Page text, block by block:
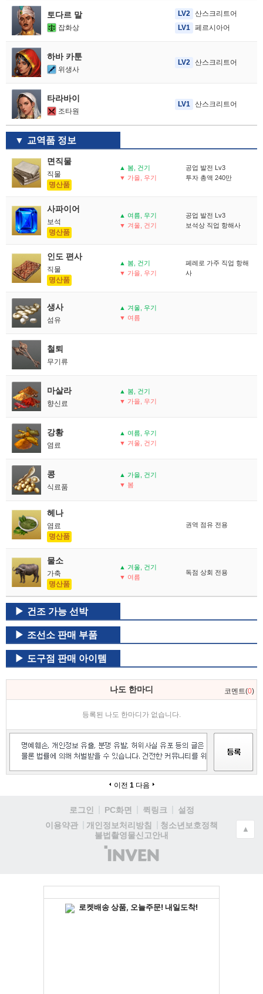
토다르 말
잡화상
LV2
산스크리트어
LV1
페르시아어
하바 카툰
위생사
LV2 산스크리트어
타라바이
조타원
LV1 산스크리트어
교역품 정보
면직물
직물
명산품
▲ 봄, 건기
▼ 가을, 우기
공업 발전 Lv3
투자 총액 240만
사파이어
보석
명산품
▲ 여름, 우기
▼ 겨울, 건기
공업 발전 Lv3
보석상 직업 항해사
인도 편사
직물
명산품
▲ 봄, 건기
▼ 가을, 우기
페레로 가주 직업 항해
사
생사
섬유
▲ 겨울, 우기
▼ 여름
철퇴
무기류
마살라
향신료
▲ 봄, 건기
▼ 가을, 우기
강황
염료
▲ 여름, 우기
▼ 겨울, 건기
콩
식료품
▲ 가을, 건기
▼ 봄
헤나
염료
명산품
권역 점유 전용
물소
가축
명산품
▲ 겨울, 건기
▼ 여름
독점 상회 전용
건조 가능 선박
도구점 판매 아이템
조선소 판매 부품
나도 한마디 코멘트(0)
등록된 나도 한마디가 없습니다.
이전 1 다음
로그인 PC화면 퀵링크
설정
이용약관
개인정보처리방침
청소년보호정책
불법촬영물신고안내
(주)
인
▲